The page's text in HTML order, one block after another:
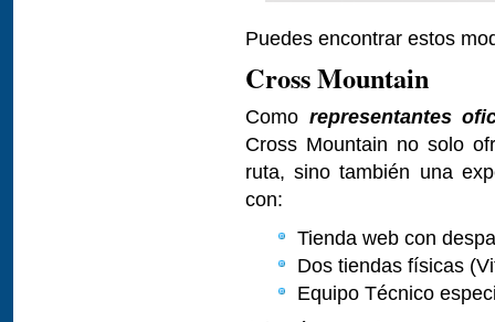
Puedes encontrar estos
Cross Mountain
Como representantes
Cross Mountain no solo
ruta, sino también una
con:
Tienda web con
Dos tiendas físicas
Equipo Técnico